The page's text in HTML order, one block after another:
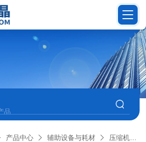
产品中心 辅助设备与耗材 压缩机